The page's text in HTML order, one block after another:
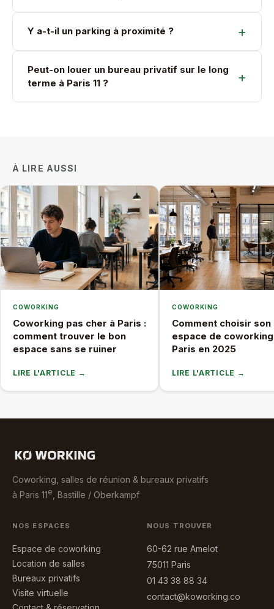
Y a-t-il un parking à proximité ?
Peut-on louer un bureau privatif sur le long
terme à Paris 11 ?
À LIRE AUSSI
COWORKING
Coworking pas cher à Paris :
comment trouver le bon
espace sans se ruiner
LIRE L'ARTICLE →
COWORKING
Comment choisir son
espace de
Paris en 2025
LIRE L'ARTICLE →
Coworking, salles de réunion & bureaux privatifs
à Paris 11e , Bastille / Oberkampf
NOS ESPACES
Espace de coworking
Location de salles
Bureaux privatifs
Visite virtuelle
NOUS TROUVER
60-62 rue Amelot
75011 Paris
01 43 38 88 34
contact@koworking.co